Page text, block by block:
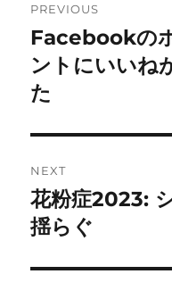
navigation
PREVIOUS
Previous
post:
Facebookの
ントにいいね
た
NEXT
Next
post:
花粉症2023:
揺らぐ